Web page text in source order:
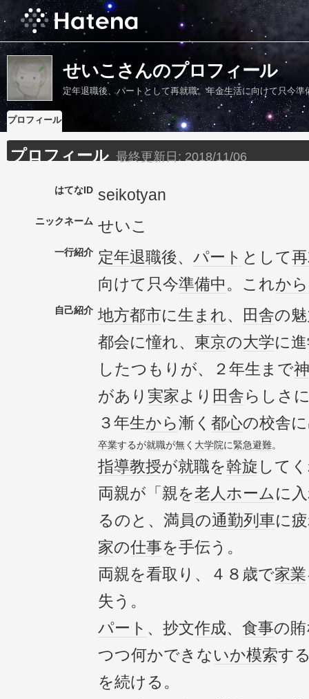
せいこさんのプロフィール
定年退職後、パートとして再就職。年金生活に向けて只今
プロフィール
プロフィール 最終更新日: 2018/11/06
はてなID seikotyan
ニックネーム せいこ
一行紹介 定年退職後、 パート として
向けて只今準備中。これから
自己紹介 地方都市に生 まれ、 田舎の
都会に憧れ、 東京の大学に
したつもりが、２年生まで
があり 実家より 田舎らしさ
３年生から漸く 都心の校舎
卒業するが就職が無く 大学院に緊急避難。
指導教授が就職を斡旋 して
両親が「親を老人ホームに
るのと、満員の通勤列車に
家の仕事を手伝う。
両親を看取り、４８歳で家業
失う。
パート 、抄文作成、 食事の
つつ何かできないか模索す
を続ける。